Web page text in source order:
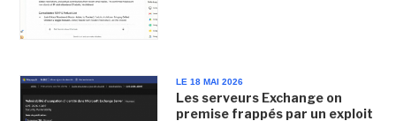
LE 18 MAI 2026
Les serveurs Exchange on
premise frappés par un exploit